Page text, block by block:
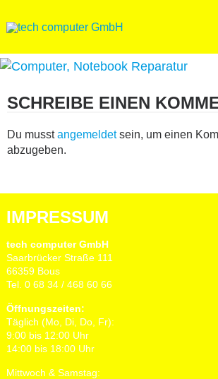
to
SCHREIBE EINEN
Du musstangemeldetsein, um einen
abzugeben.
IMPRESSUM
tech computer GmbH
Saarbrücker Straße 111
66359 Bous
Tel. 0 68 34 / 468 60 66
Öffnungszeiten:
Täglich (Mo, Di, Do, Fr):
9:00 bis 12:00 Uhr
14:00 bis 18:00 Uhr
Mittwoch & Samstag: